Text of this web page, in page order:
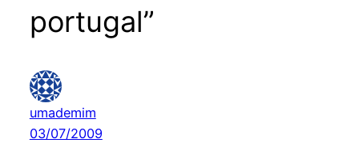
portugal”
umademim
03/07/2009